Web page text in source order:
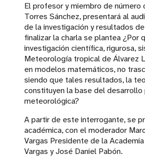
El profesor y miembro de número
Torres Sánchez, presentará al
de la investigación y resultados
finalizar la charla se plantea ¿Por
investigación científica, rigurosa,
Meteorología tropical de Álvarez
en modelos matemáticos, no
siendo que tales resultados, la
constituyen la base del
meteorológica?
A partir de este interrogante, se
académica, con el moderador
Vargas Presidente de la
Vargas y José Daniel Pabón.